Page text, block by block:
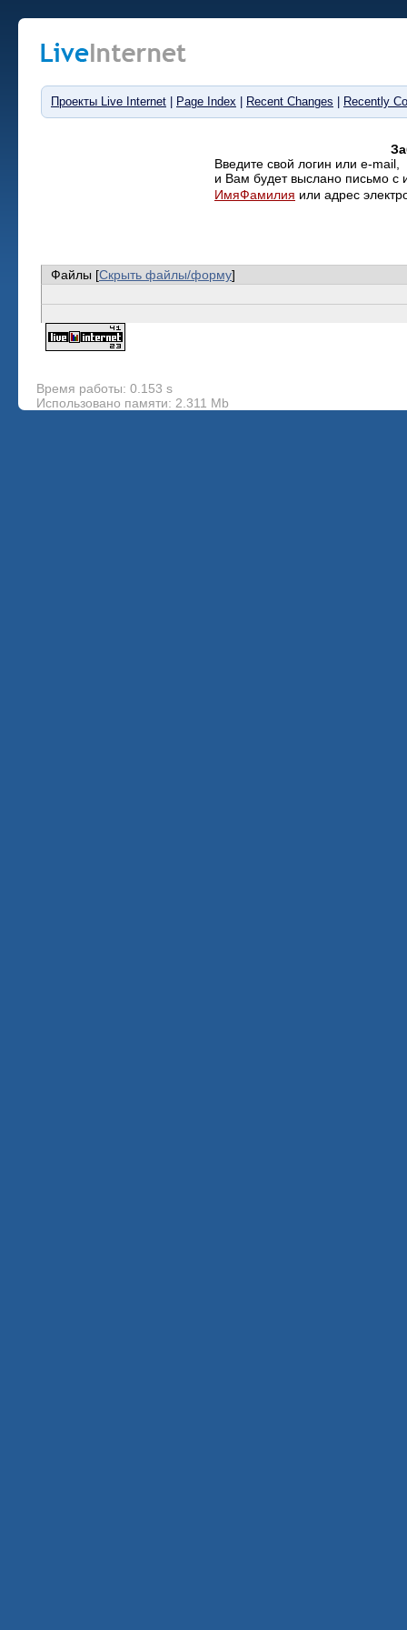
Проекты Live Internet Page Index Recent Changes Recently
Введите свой логин или e-mail,
и Вам будет выслано письмо с
ИмяФамилия или адрес
Файлы [Скрыть файлы/форму]
Время работы: 0.153 s
Использовано памяти: 2.311 Mb